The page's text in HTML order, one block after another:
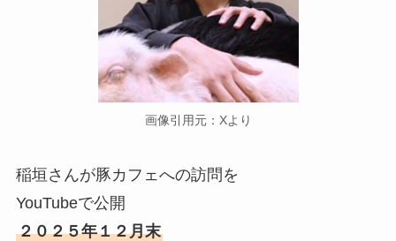
画像引用元：Xより
稲垣さんが豚カフェへの訪問を
YouTubeで公開
２０２５年１２月末